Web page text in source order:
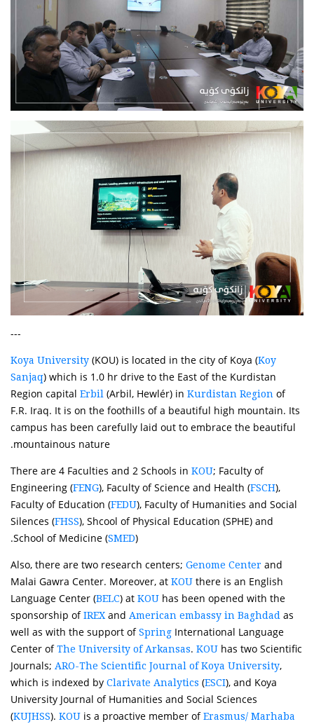
---
Koya University (KOU) is located in the city of Koya (Koy
Sanjaq) which is 1.0 hr drive to the East of the Kurdistan
Region capital Erbil (Arbil, Hewlér) in Kurdistan Region of
F.R. Iraq. It is on the foothills of a beautiful high mountain. Its
campus has been carefully laid out to embrace the beautiful
mountainous nature.
There are 4 Faculties and 2 Schools in KOU; Faculty of
Engineering (FENG), Faculty of Science and Health (FSCH),
Faculty of Education (FEDU), Faculty of Humanities and Social
Silences (FHSS), Shcool of Physical Education (SPHE) and
School of Medicine (SMED).
Also, there are two research centers; Genome Center and
Malai Gawra Center. Moreover, at KOU there is an English
Language Center (BELC) at KOU has been opened with the
sponsorship ofIREXand American embassy in Baghdad as
well as with the support ofSpring International Language
Center ofThe University of Arkansas. KOU has two Scientific
Journals; ARO-The Scientific Journal of Koya University,
which is indexed by Clarivate Analytics (ESCI), and Koya
University Journal of Humanities and Social Sciences
(KUJHSS). KOU is a proactive member ofErasmus/ Marhaba